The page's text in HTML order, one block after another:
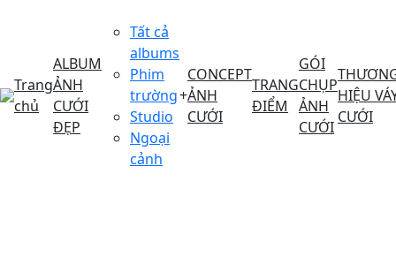
Trang
chủ
ALBUM
ẢNH
CƯỚI
ĐẸP
Tất cả
albums
Phim
trường
Studio
Ngoại
cảnh
+
CONCEPT
ẢNH
CƯỚI
TRANG
ĐIỂM
GÓI
CHỤP
ẢNH
CƯỚI
HIỆU
CƯỚI